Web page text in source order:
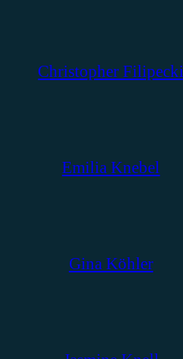
Christopher Filipecki
Emilia Knebel
Gina Köhler